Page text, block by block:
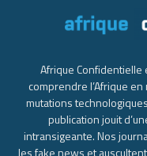
Afrique
comprendre l’Afrique
mutations
publication jouit
intransigeante. Nos
les fake news et